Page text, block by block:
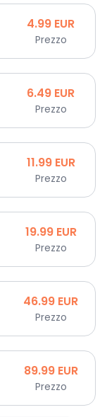
4.99 EUR
Prezzo
6.49 EUR
Prezzo
11.99 EUR
Prezzo
19.99 EUR
Prezzo
46.99 EUR
Prezzo
89.99 EUR
Prezzo